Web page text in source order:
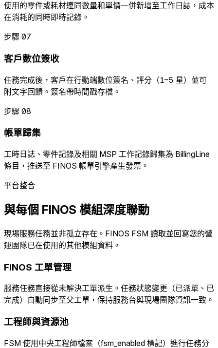
使用的零件或耗材連同數量和單價一併新增至工作日誌，成本
在消耗的同時即時記錄。
步驟 07
客戶數位簽收
任務完成後，客戶在行動端數位簽名、評分（1–5 星）並可
附文字回饋。簽名帶時間戳存檔。
步驟 08
帳單歸集
工時日誌、零件記錄及相關 MSP 工作記錄歸集為 BillingLine
條目，推送至 FINOS 帳單引擎產生發票。
平台整合
與每個 FINOS 模組深度聯動
現場服務任務並非孤立存在。FINOS FSM 讀取並回寫您的營
運團隊已在使用的其他模組資料。
FINOS 工單管理
服務任務直接從未解決工單派生。任務狀態變更（已派單、已
完成）自動同步至父工單，保持服務台與現場團隊資訊一致。
工程師與資源池
FSM 使用中央工程師檔案（fsm_enabled 標記）進行任務分